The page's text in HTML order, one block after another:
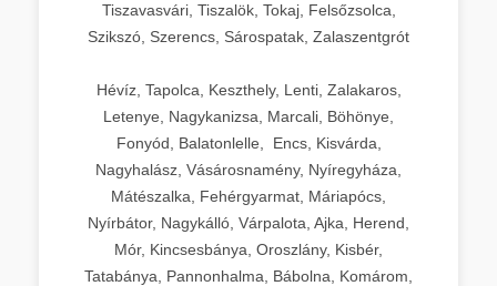
Tiszavasvári, Tiszalök, Tokaj, Felsőzsolca,
Szikszó, Szerencs, Sárospatak, Zalaszentgrót
Hévíz, Tapolca, Keszthely, Lenti, Zalakaros,
Letenye, Nagykanizsa, Marcali, Böhönye,
Fonyód, Balatonlelle, Encs, Kisvárda,
Nagyhalász, Vásárosnamény, Nyíregyháza,
Mátészalka, Fehérgyarmat, Máriapócs,
Nyírbátor, Nagykálló, Várpalota, Ajka, Herend,
Mór, Kincsesbánya, Oroszlány, Kisbér,
Tatabánya, Pannonhalma, Bábolna, Komárom,